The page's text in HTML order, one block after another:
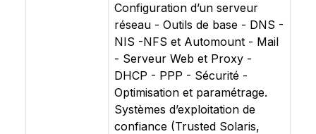
Configuration d’un serveur
réseau - Outils de base - DNS -
NIS -NFS et Automount - Mail
- Serveur Web et Proxy -
DHCP - PPP - Sécurité -
Optimisation et paramétrage.
Systèmes d’exploitation de
confiance (Trusted Solaris,